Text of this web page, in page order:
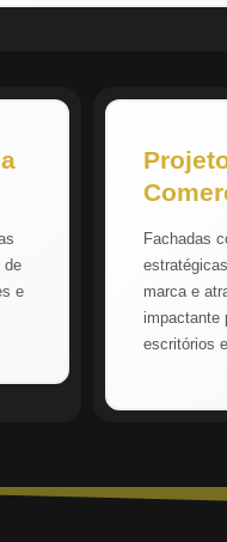
de
e
Fachadas
marca e
impactante
escritórios